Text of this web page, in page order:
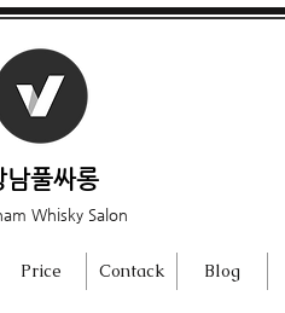
남풀싸롱
Whisky Salon
Price Contack Blog